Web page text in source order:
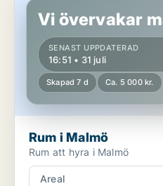
Vi övervakar
SENAST UPPDATERAD
16:51 • 31 juli
Skapad 7 d Ca. 5 000 kr.
Rum i Malmö
Rum att hyra i Malmö
Areal